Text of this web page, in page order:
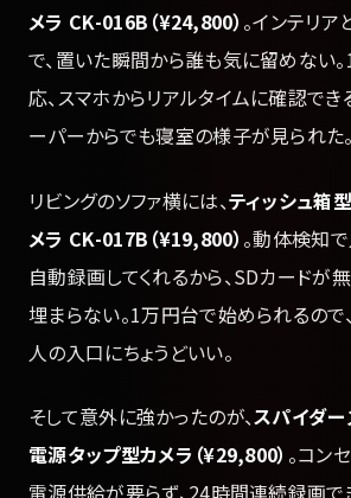
メラ CK-016B（¥24,800） 。インテリ
で、置いた瞬間から誰も気に留めない
応、スマホからリアルタイムに確認でき
ーパーからでも寝室の様子が見られた。
リビングのソファ横には、ティッシュ箱
メラ CK-017B（¥19,800） 。動体検知
自動録画してくれるから、SDカードが
埋まらない。1万円台で始められるので
人の入口にちょうどいい。
そして意外に強かったのが、スパイダー
電源タップ型カメラ（¥29,800） 。コン